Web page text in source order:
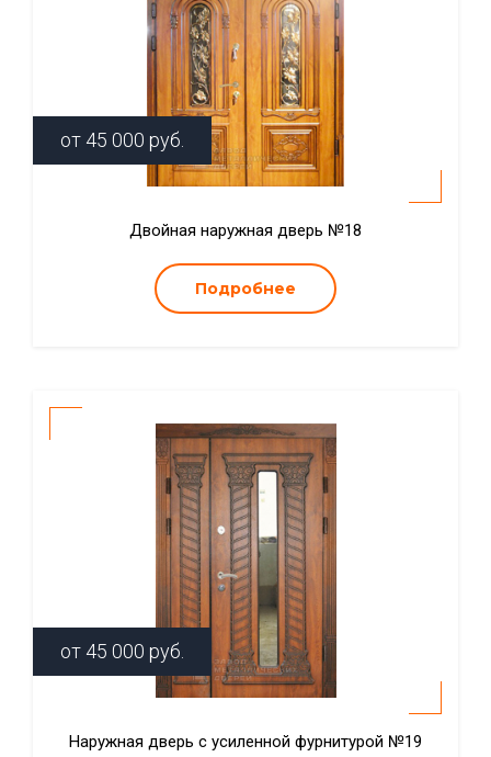
от 45 000 руб.
Двойная наружная дверь №18
Подробнее
от 45 000 руб.
Наружная дверь с усиленной фурнитурой №19